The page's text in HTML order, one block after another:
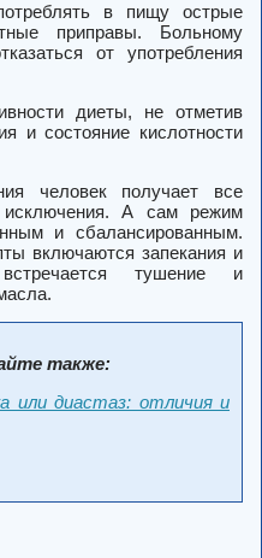
в пищу острые
приправы. Больному
от употребления
диеты, не отметив
и состояние кислотности
человек получает все
А сам режим
и сбалансированным.
включаются запекания и
тушение и
также:
или диастаз: отличия и